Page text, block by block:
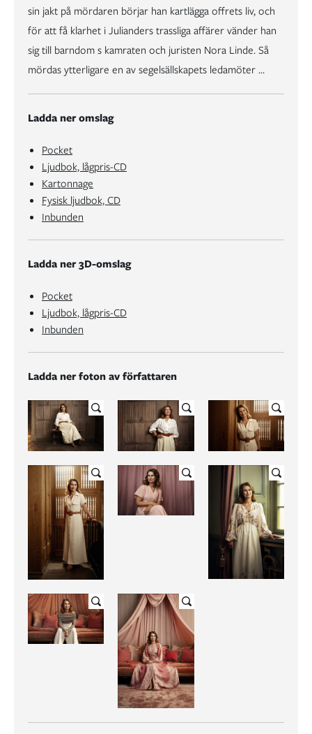
sin jakt på mördaren börjar han kartlägga offrets liv, och
för att få klarhet i Julianders trassliga affärer vänder han
sig till barndom s kamraten och juristen Nora Linde. Så
mördas ytterligare en av segelsällskapets ledamöter …
Ladda ner omslag
Pocket
Ljudbok, lågpris-CD
Kartonnage
Fysisk ljudbok, CD
Inbunden
Ladda ner 3D-omslag
Pocket
Ljudbok, lågpris-CD
Inbunden
Ladda ner foton av författaren